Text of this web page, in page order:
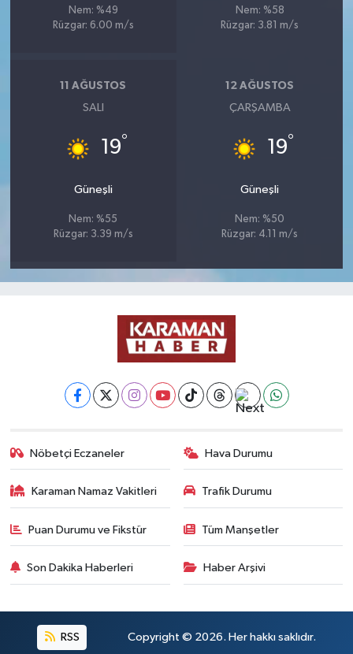
Nem: %49
Rüzgar: 6.00 m/s
Nem: %58
Rüzgar: 3.81 m/s
11 AĞUSTOS
SALI
19°
Güneşli
Nem: %55
Rüzgar: 3.39 m/s
12 AĞUSTOS
ÇARŞAMBA
19°
Güneşli
Nem: %50
Rüzgar: 4.11 m/s
Nöbetçi Eczaneler Hava Durumu
Karaman Namaz Vakitleri Trafik Durumu
Puan Durumu ve Fikstür Tüm Manşetler
Son Dakika Haberleri Haber Arşivi
RSS Copyright © 2026. Her hakkı saklıdır.